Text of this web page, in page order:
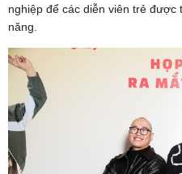
nghiệp để các diễn viên trẻ
năng.